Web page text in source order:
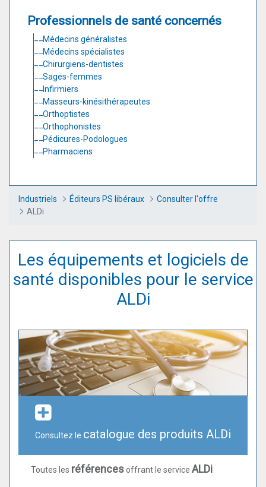
Professionnels de santé concernés
Médecins généralistes
Médecins spécialistes
Chirurgiens-dentistes
Sages-femmes
Infirmiers
Masseurs-kinésithérapeutes
Orthoptistes
Orthophonistes
Pédicures-Podologues
Pharmaciens
Industriels Éditeurs PS libéraux
Consulter l'offre
ALDi
Les équipements et logiciels de
santé disponibles pour le service
ALDi
Consultez le catalogue des produits ALDi
Toutes les référencesoffrant le service ALDi